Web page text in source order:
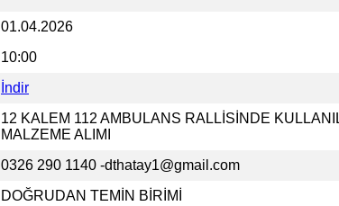
01.04.2026
10:00
İndir
12 KALEM 112 AMBULANS RALLİSİNDE
MALZEME ALIMI
0326 290 1140 -dthatay1@gmail.com
DOĞRUDAN TEMİN BİRİMİ